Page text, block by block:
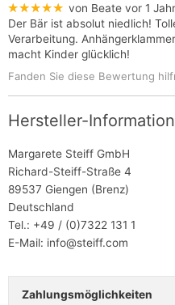
★★★★★ von Beate vor 1
Der Bär ist absolut niedlich!
Verarbeitung.
macht Kinder glücklich!
Fanden Sie diese Bewertung
Hersteller-
Margarete Steiff GmbH
Richard-Steiff-Straße 4
89537 Giengen (Brenz)
Deutschland
Tel.: +49 / (0)7322 131 1
E-Mail: info@steiff.com
Zahlungsmöglichkeiten